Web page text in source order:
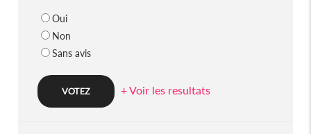
Oui
Non
Sans avis
+ Voir les resultats